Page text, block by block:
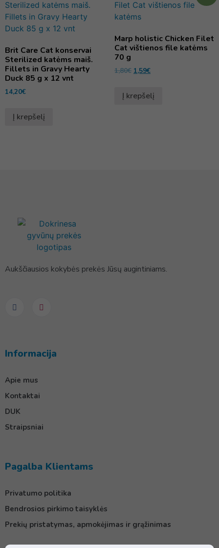
Brit Care Cat konservai
Sterilized katėms maiš.
Fillets in Gravy Hearty
Duck 85 g x 12 vnt
14,20€
Į krepšelį
Marp holistic Chicken Filet
Cat vištienos file katėms
70 g
1,80€ 1,59€
Į krepšelį
Aukščiausios kokybės prekės Jūsų augintiniams.
Informacija
Apie mus
Kontaktai
DUK
Straipsniai
Pagalba Klientams
Privatumo politika
Bendrosios pirkimo taisyklės
Prekių pristatymas, apmokėjimas ir grąžinimas